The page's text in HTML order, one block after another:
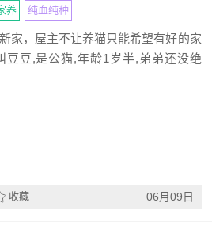
养 纯血纯种
家，屋主不让养猫只能希望有好的家
豆豆,是公猫,年龄1岁半,弟弟还没绝
收藏 06月09日